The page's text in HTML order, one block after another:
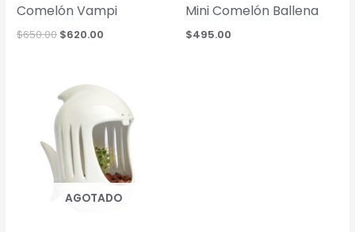
Comelón Vampi
$650.00 Original
$620.00
Mini Comelón Ballena
$495.00
AGOTADO